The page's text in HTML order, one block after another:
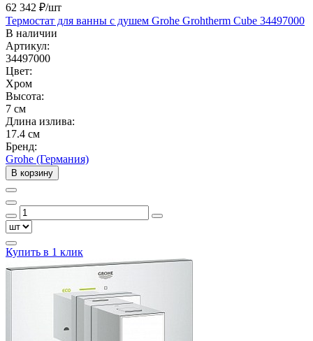
62 342 ₽/шт
Термостат для ванны с душем Grohe Grohtherm Cube 34497000
В наличии
Артикул:
34497000
Цвет:
Хром
Высота:
7 см
Длина излива:
17.4 см
Бренд:
Grohe (Германия)
В корзину
Купить в 1 клик